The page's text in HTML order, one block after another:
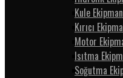
Kule
Kırıcı
Motor
Isıtma
Soğutma